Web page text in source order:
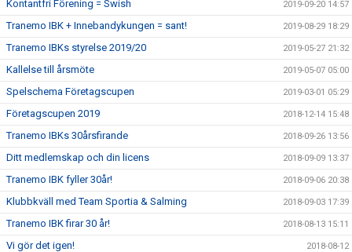
Kontantfri Förening = Swish 2019-09-20 14:57
Tranemo IBK + Innebandykungen = sant! 2019-08-29 18:29
Tranemo IBKs styrelse 2019/20 2019-05-27 21:32
Kallelse till årsmöte 2019-05-07 05:00
Spelschema Företagscupen 2019-03-01 05:29
Företagscupen 2019 2018-12-14 15:48
Tranemo IBKs 30årsfirande 2018-09-26 13:56
Ditt medlemskap och din licens 2018-09-09 13:37
Tranemo IBK fyller 30år! 2018-09-06 20:38
Klubbkväll med Team Sportia & Salming 2018-09-03 17:39
Tranemo IBK firar 30 år! 2018-08-13 15:11
Vi gör det igen! 2018-08-12